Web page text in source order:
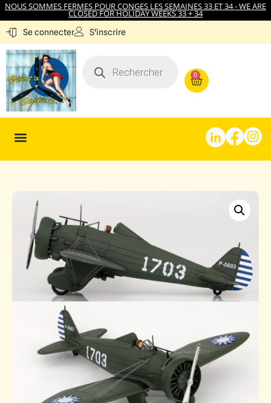
NOUS SOMMES FERMES POUR CONGES LES SEMAINES 33 ET 34 - WE ARE
CLOSED FOR HOLIDAY WEEKS 33 + 34
Se connecter S'inscrire
0